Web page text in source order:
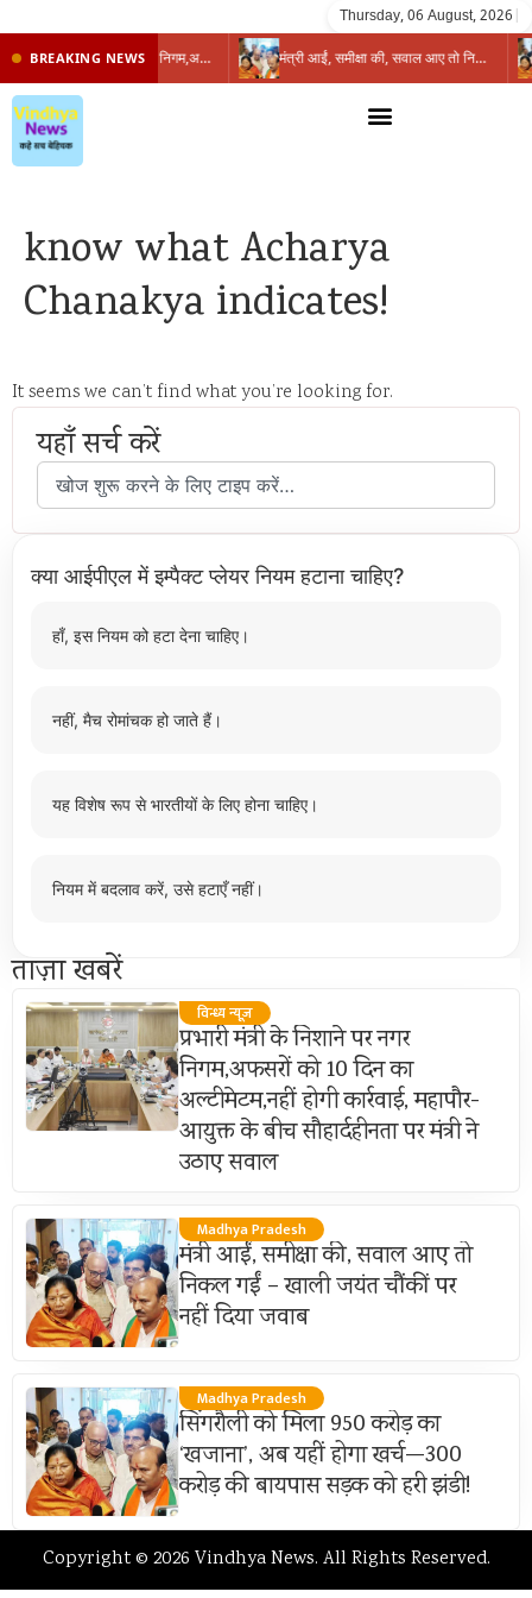
Thursday, 06 August, 2026
BREAKING NEWS प्रभारी मंत्री के निशाने पर नगर निगम,अफसरों को 10 दिन का अल्टीमेटम,नहीं होगी कार्रवाई, महापौर-आयुक्त के बीच सौहार्दहीनता पर मंत्री ने उठाए सवाल मंत्री आईं, समीक्षा की, सवाल आए तो निकल गईं – खाली जयंत चौंकीं पर नहीं दिया जवाब
know what Acharya
Chanakya indicates!
It seems we can’t find what you’re looking for.
यहाँ सर्च करें
क्या आईपीएल में इम्पैक्ट प्लेयर नियम हटाना चाहिए?
हाँ, इस नियम को हटा देना चाहिए।
नहीं, मैच रोमांचक हो जाते हैं।
यह विशेष रूप से भारतीयों के लिए होना चाहिए।
नियम में बदलाव करें, उसे हटाएँ नहीं।
ताज़ा खबरें
विन्ध्य न्यूज़
प्रभारी मंत्री के निशाने पर नगर
निगम,अफसरों को 10 दिन का
अल्टीमेटम,नहीं होगी कार्रवाई, महापौर-
आयुक्त के बीच सौहार्दहीनता पर मंत्री ने
उठाए सवाल
Madhya Pradesh
मंत्री आईं, समीक्षा की, सवाल आए तो
निकल गईं – खाली जयंत चौंकीं पर
नहीं दिया जवाब
Madhya Pradesh
सिंगरौली को मिला 950 करोड़ का
‘खजाना’, अब यहीं होगा खर्च—300
करोड़ की बायपास सड़क को हरी झंडी!
Copyright © 2026 Vindhya News. All Rights Reserved.